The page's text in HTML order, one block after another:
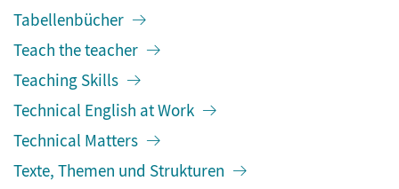
Tabellenbücher
Teach the teacher
Teaching Skills
Technical English at Work
Technical Matters
Texte, Themen und Strukturen